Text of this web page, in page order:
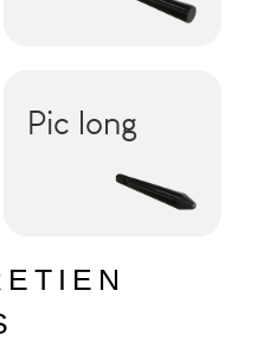
Pic long